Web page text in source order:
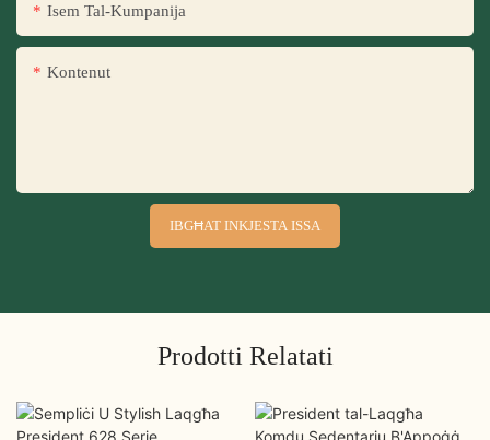
Isem Tal-Kumpanija
Kontenut
IBGĦAT INKJESTA ISSA
Prodotti Relatati